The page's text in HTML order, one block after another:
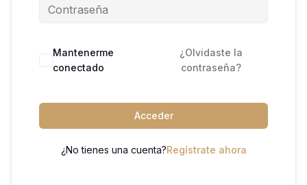
Mantenerme
conectado
¿Olvidaste la
contraseña?
Acceder
¿No tienes una cuenta?Regístrate ahora